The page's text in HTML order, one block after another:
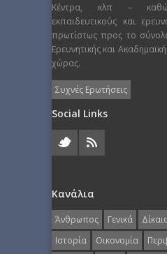
Κέντρα, κλπ –
εκπαιδευτικούς και
πρωτίστως προς το
Ερευνητικής και
χώρας.
Συχνές Ερωτήσεις
Social Links
Κανάλια
Άνθρωπος Γενικά
Ιστορία
Οικονομία